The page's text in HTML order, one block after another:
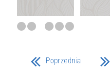
Poprzednia